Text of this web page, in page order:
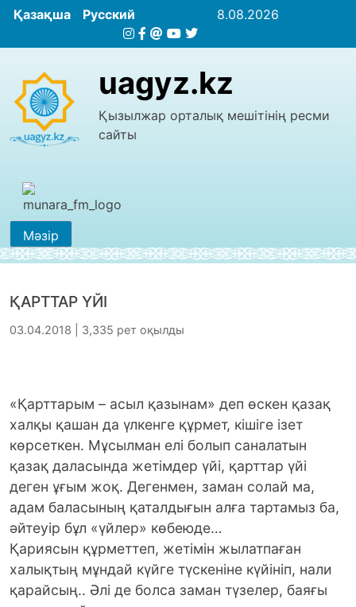
Қазақша Русский 8.08.2026
uagyz.kz
Қызылжар орталық мешітінің ресми
сайты
Мәзір
ҚАРТТАР ҮЙІ
03.04.2018 | 3,335 рет оқылды
«Қарттарым – асыл қазынам» деп өскен қазақ
халқы қашан да үлкенге құрмет, кішіге ізет
көрсеткен. Мұсылман елі болып саналатын
қазақ даласында жетімдер үйі, қарттар үйі
деген ұғым жоқ. Дегенмен, заман солай ма,
адам баласының қаталдығын алға тартамыз ба,
әйтеуір бұл «үйлер» көбеюде…
Қариясын құрметтеп, жетімін жылатпаған
халықтың мұндай күйге түскеніне күйініп, нали
қарайсың.. Әлі де болса заман түзелер, баяғы